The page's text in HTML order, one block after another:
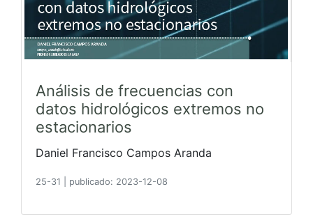
Análisis de frecuencias con
datos hidrológicos extremos no
estacionarios
Daniel Francisco Campos Aranda
25-31 publicado: 2023-12-08